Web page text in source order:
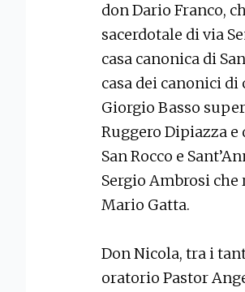
don Dario Franco,
sacerdotale di via
casa canonica di
casa dei canonici di
Giorgio Basso
Ruggero Dipiazza
San Rocco e
Sergio Ambrosi che
Mario Gatta.
Don Nicola, tra i
oratorio Pastor